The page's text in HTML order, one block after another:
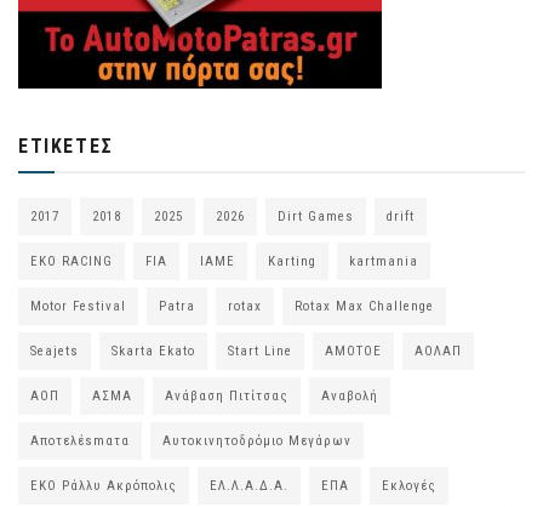
ΕΤΙΚΈΤΕΣ
2017 2018 2025 2026 Dirt Games drift
EKO RACING FIA IAME Karting kartmania
Motor Festival Patra rotax Rotax Max Challenge
Seajets Skarta Ekato Start Line ΑΜΟΤΟΕ ΑΟΛΑΠ
ΑΟΠ ΑΣΜΑ Ανάβαση Πιτίτσας Αναβολή
Αποτελέsmατα Αυτοκινητοδρόμιο Μεγάρων
ΕΚΟ Ράλλυ Ακρόπολις ΕΛ.Λ.Α.Δ.Α. ΕΠΑ Εκλογές